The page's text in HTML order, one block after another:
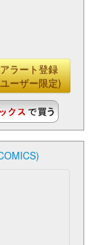
ラート登録
ーザー限定)